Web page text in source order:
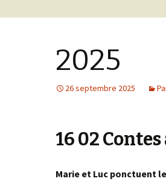
2025
26 septembre 2025
16 02
Marie et Luc ponctuent